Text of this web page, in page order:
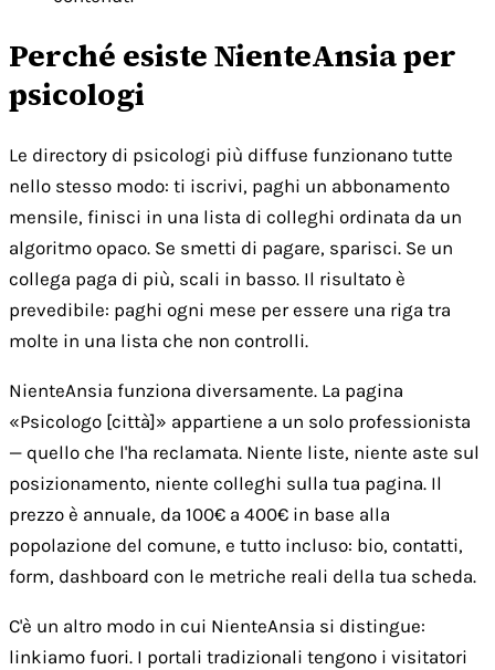
Perché esiste NienteAnsia per
psicologi
Le directory di psicologi più diffuse funzionano tutte
nello stesso modo: ti iscrivi, paghi un abbonamento
mensile, finisci in una lista di colleghi ordinata da un
algoritmo opaco. Se smetti di pagare, sparisci. Se un
collega paga di più, scali in basso. Il risultato è
prevedibile: paghi ogni mese per essere una riga tra
molte in una lista che non controlli.
NienteAnsia funziona diversamente. La pagina
«Psicologo [città]» appartiene a un solo professionista
— quello che l'ha reclamata. Niente liste, niente aste sul
posizionamento, niente colleghi sulla tua pagina. Il
prezzo è annuale, da 100€ a 400€ in base alla
popolazione del comune, e tutto incluso: bio, contatti,
form, dashboard con le metriche reali della tua scheda.
C'è un altro modo in cui NienteAnsia si distingue:
linkiamo fuori. I portali tradizionali tengono i visitatori